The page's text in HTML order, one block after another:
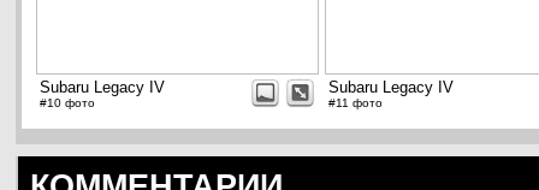
Subaru Legacy IV
#10 фото
Subaru Legacy IV
#11 фото